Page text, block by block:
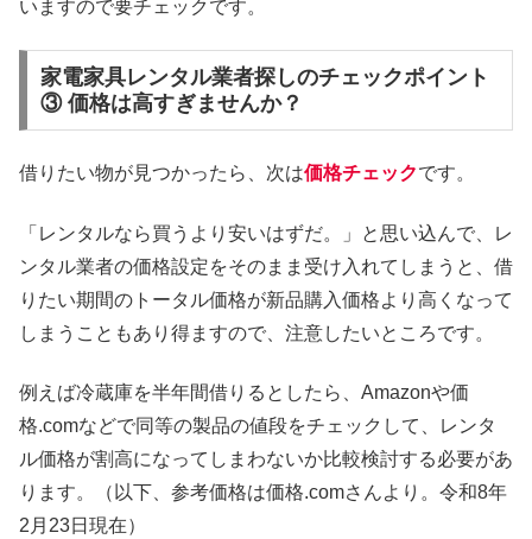
いますので要チェックです。
家電家具レンタル業者探しのチェックポイント
③ 価格は高すぎませんか？
借りたい物が見つかったら、次は価格チェックです。
「レンタルなら買うより安いはずだ。」と思い込んで、レ
ンタル業者の価格設定をそのまま受け入れてしまうと、借
りたい期間のトータル価格が新品購入価格より高くなって
しまうこともあり得ますので、注意したいところです。
例えば冷蔵庫を半年間借りるとしたら、Amazonや価
格.comなどで同等の製品の値段をチェックして、レンタ
ル価格が割高になってしまわないか比較検討する必要があ
ります。（以下、参考価格は価格.comさんより。令和8年
2月23日現在）